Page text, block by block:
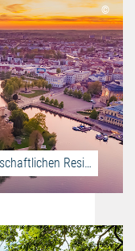
Lasst euch verzaubern von den herrschaftlichen Residenzen!
©